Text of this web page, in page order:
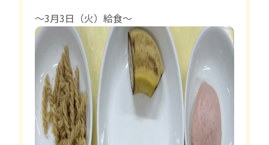
〜3月3日（火）給食〜